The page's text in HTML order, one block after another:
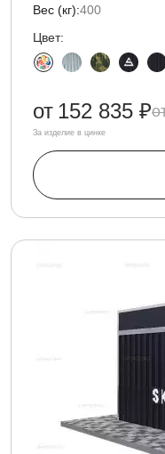
Вес (кг):400
Цвет:
от 152 835 ₽
За изделие в цинке